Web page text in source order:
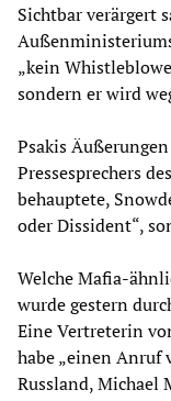
Sichtbar verärgert
„kein
sondern er wird
Psakis
Pressesprechers
behauptete,
oder Dissident“,
Welche Mafia-
wurde gestern
Eine Vertreterin
habe „einen Anruf
Russland, Michael